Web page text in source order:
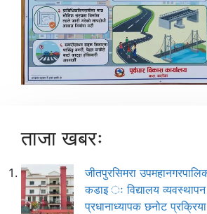
ताजा खबरः
जीतपुरसिमरा
कडाइ ः विद्यालय
प्रधानाध्यापक छनोट